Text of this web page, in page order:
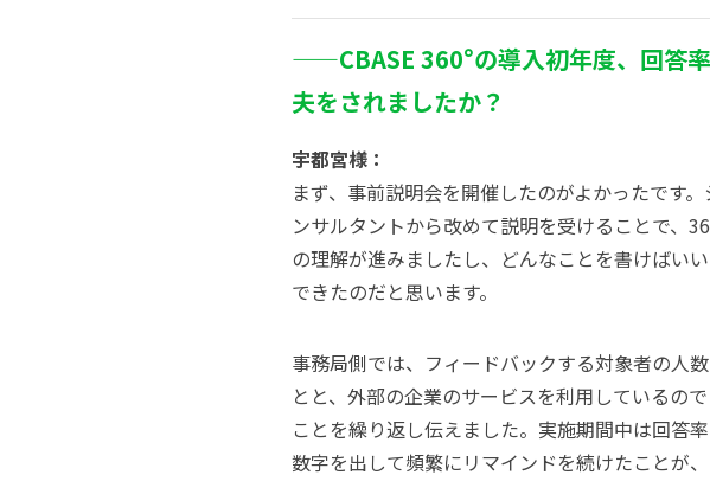
——CBASE 360°の導入初年度、回答
夫をされましたか？
宇都宮様：
まず、事前説明会を開催したのがよかったです
ンサルタントから改めて説明を受けることで、
の理解が進みましたし、どんなことを書けばい
できたのだと思います。
事務局側では、フィードバックする対象者の人
とと、外部の企業のサービスを利用しているの
ことを繰り返し伝えました。実施期間中は回答
数字を出して頻繁にリマインドを続けたことが